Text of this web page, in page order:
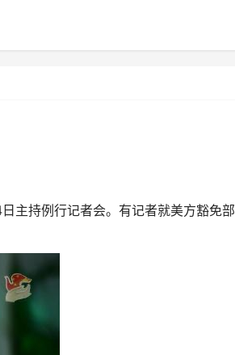
主持例行记者会。有记者就美方豁免部